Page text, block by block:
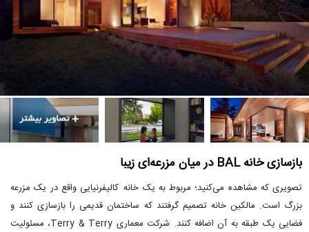
بازسازی خانه BAL در میان مزرعه‌ای زیبا
تصویری که مشاهده می‌کنید؛ مربوط به یک خانه کالیفرنیایی واقع در یک مزرعه
بزرگ است. مالکین خانه تصمیم گرفتند که ساختمان قدیمی را بازسازی کنند و
فضایی یک طبقه به آن اضافه کنند. شرکت معماری Terry & Terry، مسئولیت